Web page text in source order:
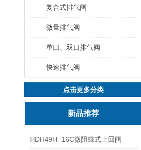
复合式排气阀
微量排气阀
单口、双口排气阀
快速排气阀
点击更多分类
新品推荐
HDH49H- 16C微阻蝶式止回阀